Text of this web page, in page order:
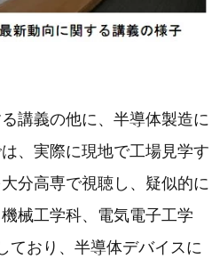
講義の他に、半導体製造に
、実際に現地で工場見学す
分高専で視聴し、疑似的に
械工学科、電気電子工学
ており、半導体デバイスに